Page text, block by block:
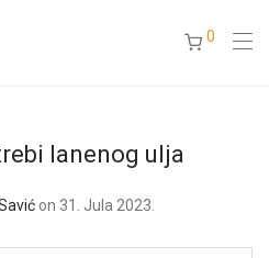
0
lanenog ulja
on 31. Jula 2023.